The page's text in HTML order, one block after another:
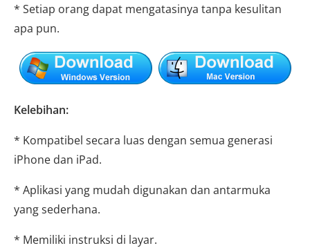
* Setiap orang dapat mengatasinya tanpa kesulitan
apa pun.
Kelebihan:
* Kompatibel secara luas dengan semua generasi
iPhone dan iPad.
* Aplikasi yang mudah digunakan dan antarmuka
yang sederhana.
* Memiliki instruksi di layar.